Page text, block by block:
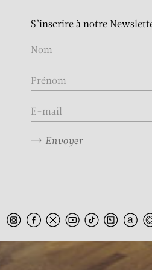
»: vue
S’inscrire à notre
Envoyer